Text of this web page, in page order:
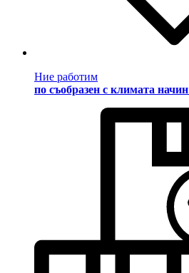
Ние работим
по съобразен с климата начин